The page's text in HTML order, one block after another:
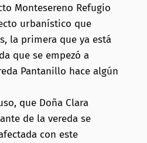
Montesereno Refugio
urbanístico que
la primera que ya está
que se empezó a
Pantanillo hace algún
que Doña Clara
de la vereda se
con este